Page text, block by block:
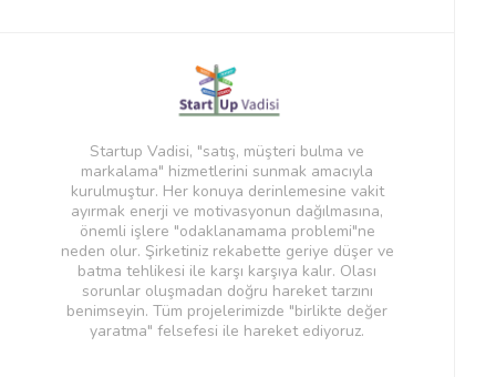
Startup Vadisi, "satış, müşteri bulma ve
markalama" hizmetlerini sunmak amacıyla
kurulmuştur. Her konuya derinlemesine vakit
ayırmak enerji ve motivasyonun dağılmasına,
önemli işlere "odaklanamama problemi"ne
neden olur. Şirketiniz rekabette geriye düşer ve
batma tehlikesi ile karşı karşıya kalır. Olası
sorunlar oluşmadan doğru hareket tarzını
benimseyin. Tüm projelerimizde "birlikte değer
yaratma" felsefesi ile hareket ediyoruz.